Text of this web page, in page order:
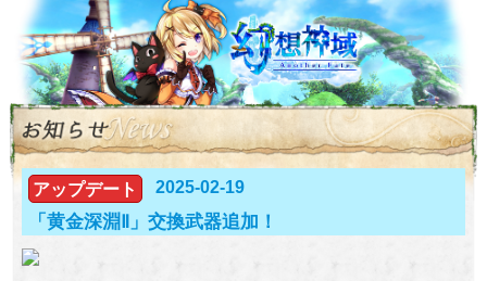
アップデート 2025-02-19
「黄金深淵Ⅱ」交換武器追加！